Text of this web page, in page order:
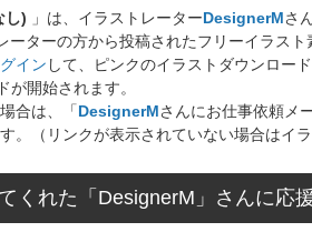
し) 」は、イラストレーターDesignerMさ
ーターの方から投稿されたフリーイラス
イン して、ピンクのイラストダウンロー
が開始されます。
合は、「DesignerMさんにお仕事依頼メ
。（リンクが表示されていない場合はイ
くれた「DesignerM」さんに応